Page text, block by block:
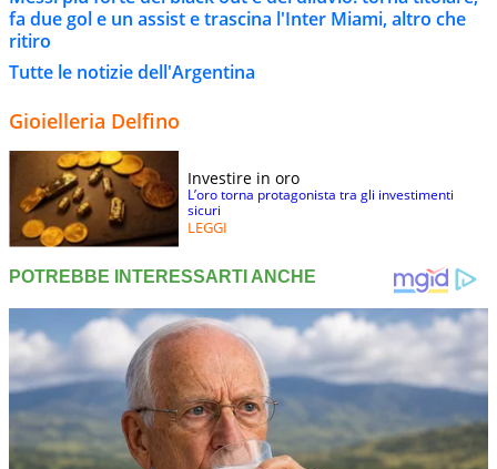
fa due gol e un assist e trascina l'Inter Miami, altro che
ritiro
Tutte le notizie dell'Argentina
Gioielleria Delfino
Investire in oro
L’oro torna protagonista tra gli investimenti
sicuri
LEGGI